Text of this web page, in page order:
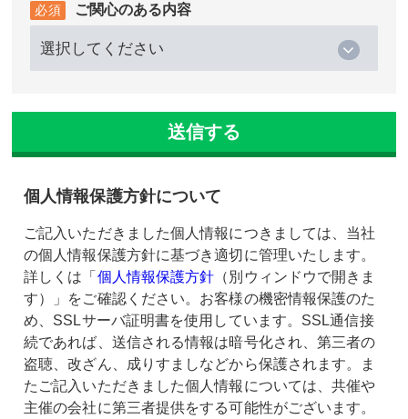
ご関心のある内容
個人情報保護方針について
ご記入いただきました個人情報につきましては、当社
の個人情報保護方針に基づき適切に管理いたします。
詳しくは「 個人情報保護方針 （別ウィンドウで開きま
す）」をご確認ください。お客様の機密情報保護のた
め、SSLサーバ証明書を使用しています。SSL通信接
続であれば、送信される情報は暗号化され、第三者の
盗聴、改ざん、成りすましなどから保護されます。ま
たご記入いただきました個人情報については、共催や
主催の会社に第三者提供をする可能性がございます。